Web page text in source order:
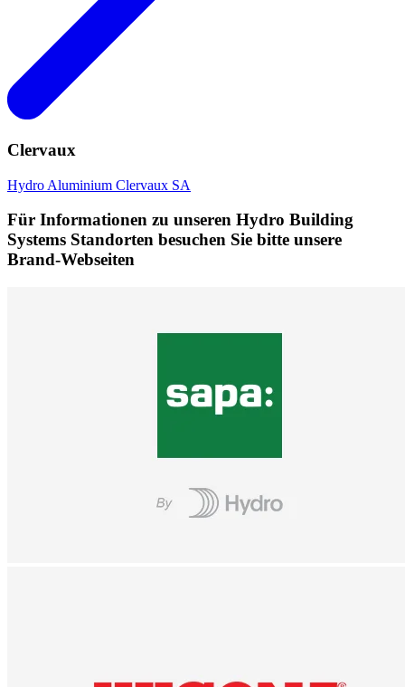
Clervaux
Hydro Aluminium Clervaux SA
Für Informationen zu unseren Hydro Building
Systems Standorten besuchen Sie bitte unsere
Brand-Webseiten